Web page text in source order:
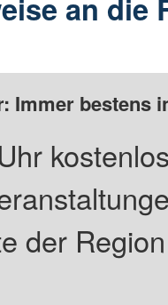
an die
Immer bestens
der